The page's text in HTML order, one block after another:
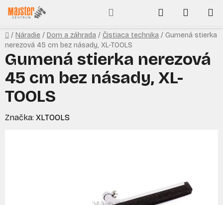
Prejsť
na
obsah
Hľadať
KOŠÍK
Domov
/ Náradie / Dom a záhrada / Čistiaca technika / Gumená stierka
nerezová 45 cm bez násady, XL-TOOLS
Gumená stierka nerezová
45 cm bez násady, XL-
TOOLS
Značka: XLTOOLS